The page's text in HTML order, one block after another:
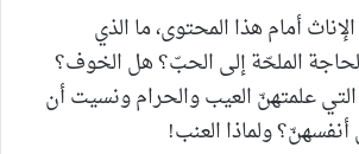
أمام هذا المحتوى، ما الذي
الملحّة إلى الحبّ؟ هل الخوف؟
التي علمتهنّ العيب والحرام ونسيت أن
ولماذا العنب!